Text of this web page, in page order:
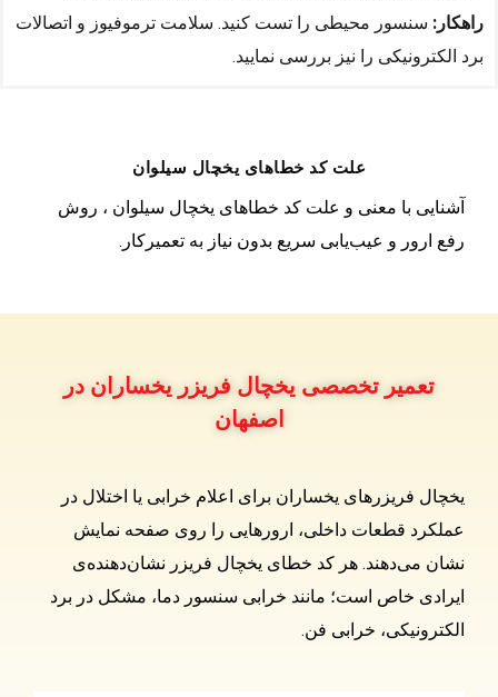
راهکار: سنسور محیطی را تست کنید. سلامت ترموفیوز و اتصالات
برد الکترونیکی را نیز بررسی نمایید.
علت کد خطاهای یخچال سیلوان
آشنایی با معنی و علت کد خطاهای یخچال سیلوان ، روش
رفع ارور و عیب‌یابی سریع بدون نیاز به تعمیرکار.
تعمیر تخصصی یخچال فریزر یخساران در
اصفهان
یخچال فریزرهای یخساران برای اعلام خرابی یا اختلال در
عملکرد قطعات داخلی، ارورهایی را روی صفحه نمایش
نشان می‌دهند. هر کد خطای یخچال فریزر نشان‌دهنده‌ی
ایرادی خاص است؛ مانند خرابی سنسور دما، مشکل در برد
الکترونیکی، خرابی فن.